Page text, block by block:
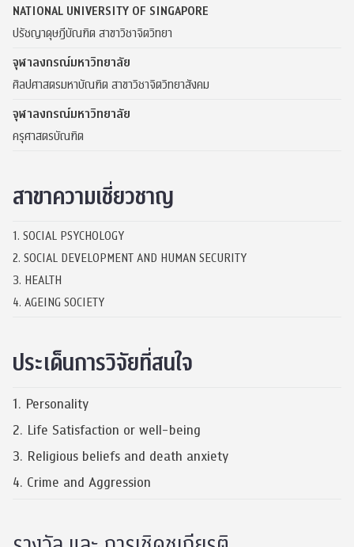
NATIONAL UNIVERSITY OF SINGAPORE
ปรัชญาดุษฎีบัณฑิต สาขาวิชาจิตวิทยา
จุฬาลงกรณ์มหาวิทยาลัย
ศิลปศาสตรมหาบัณฑิต สาขาวิชาจิตวิทยาสังคม
จุฬาลงกรณ์มหาวิทยาลัย
ครุศาสตรบัณฑิต
สาขาความเชี่ยวชาญ
1. SOCIAL PSYCHOLOGY
2. SOCIAL DEVELOPMENT AND HUMAN SECURITY
3. HEALTH
4. AGEING SOCIETY
ประเด็นการวิจัยที่สนใจ
1. Personality
2. Life Satisfaction or well-being
3. Religious beliefs and death anxiety
4. Crime and Aggression